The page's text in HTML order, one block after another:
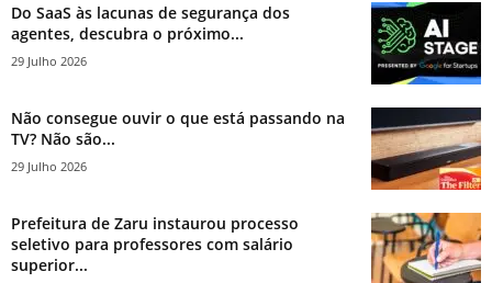
Do SaaS às lacunas de segurança dos
agentes, descubra o próximo...
29 Julho 2026
Não consegue ouvir o que está passando na
TV? Não são...
29 Julho 2026
Prefeitura de Zaru instaurou processo
seletivo para professores com salário
superior...